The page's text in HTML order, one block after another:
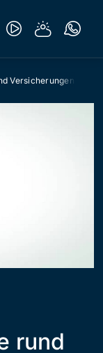
Versicherungen
rund